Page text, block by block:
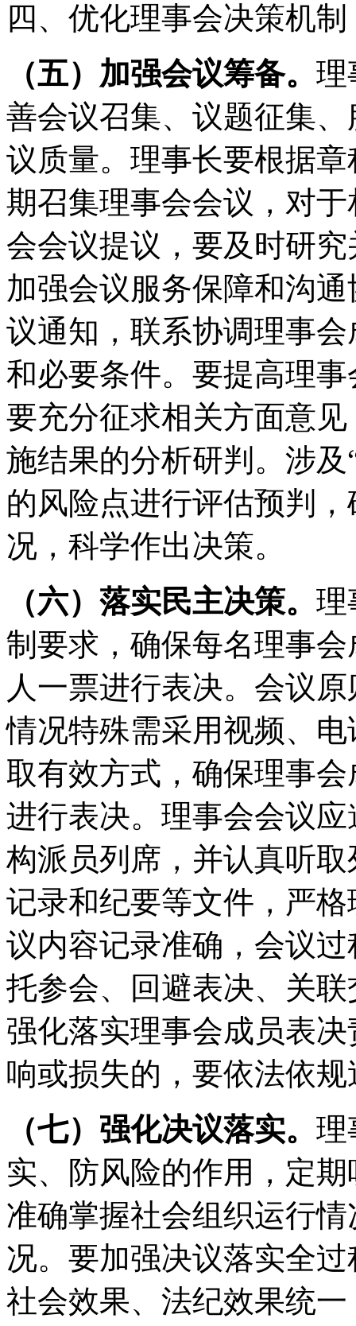
四、优化理事会决策机制
（五）加强会议筹备。 理
善会议召集、议题征集
议质量。理事长要根据
期召集理事会会议，对
会会议提议，要及时研
加强会议服务保障和沟
议通知，联系协调理事
和必要条件。要提高理
要充分征求相关方面意
施结果的分析研判。涉
的风险点进行评估预判
况，科学作出决策。
（六）落实民主决策。 理
制要求，确保每名理事
人一票进行表决。会议
情况特殊需采用视频、
取有效方式，确保理事
进行表决。理事会会议
构派员列席，并认真听
记录和纪要等文件，严
议内容记录准确，会议
托参会、回避表决、关
强化落实理事会成员表
响或损失的，要依法依
（七）强化决议落实。 理
实、防风险的作用，定
准确掌握社会组织运行
况。要加强决议落实全
社会效果、法纪效果统